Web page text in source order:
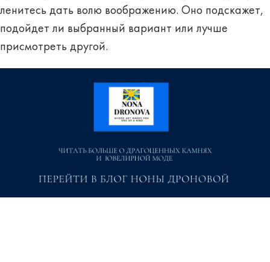
ленитесь дать волю воображению. Оно подскажет,
подойдет ли выбранный вариант или лучше
присмотреть другой.